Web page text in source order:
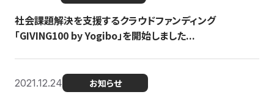
社会課題解決を支援するクラウドファンディング
「GIVING100 by Yogibo」を開始しました...
2021.12.24 お知らせ